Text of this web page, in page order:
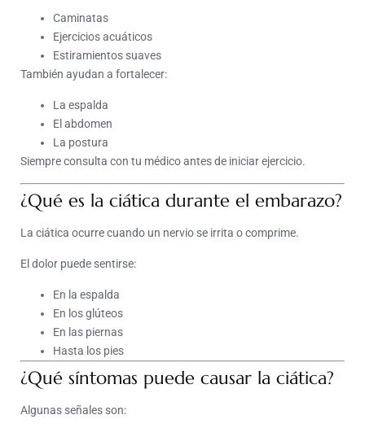
Caminatas
Ejercicios acuáticos
Estiramientos suaves
También ayudan a fortalecer:
La espalda
El abdomen
La postura
Siempre consulta con tu médico antes de iniciar ejercicio.
¿Qué es la ciática durante el embarazo?
La ciática ocurre cuando un nervio se irrita o comprime.
El dolor puede sentirse:
En la espalda
En los glúteos
En las piernas
Hasta los pies
¿Qué síntomas puede causar la ciática?
Algunas señales son: